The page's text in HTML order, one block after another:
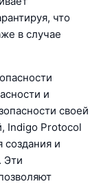
что
в случае
и
своей
Indigo Protocol
создания и
Эти